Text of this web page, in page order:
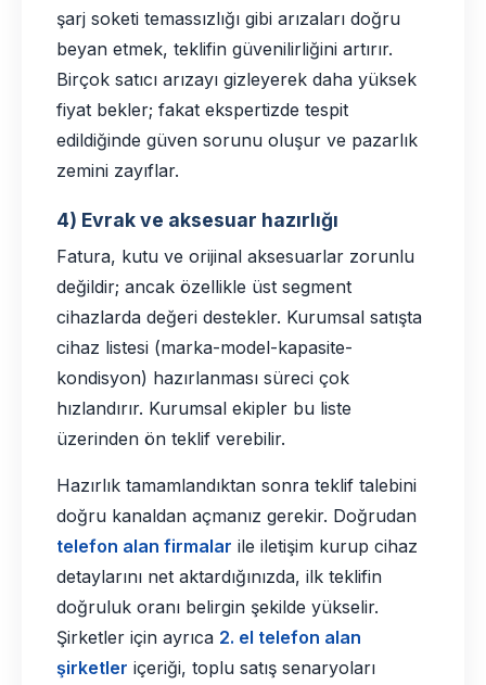
şarj soketi temassızlığı gibi arızaları doğru
beyan etmek, teklifin güvenilirliğini artırır.
Birçok satıcı arızayı gizleyerek daha yüksek
fiyat bekler; fakat ekspertizde tespit
edildiğinde güven sorunu oluşur ve pazarlık
zemini zayıflar.
4) Evrak ve aksesuar hazırlığı
Fatura, kutu ve orijinal aksesuarlar zorunlu
değildir; ancak özellikle üst segment
cihazlarda değeri destekler. Kurumsal satışta
cihaz listesi (marka-model-kapasite-
kondisyon) hazırlanması süreci çok
hızlandırır. Kurumsal ekipler bu liste
üzerinden ön teklif verebilir.
Hazırlık tamamlandıktan sonra teklif talebini
doğru kanaldan açmanız gerekir. Doğrudan
telefon alan firmalar ile iletişim kurup cihaz
detaylarını net aktardığınızda, ilk teklifin
doğruluk oranı belirgin şekilde yükselir.
Şirketler için ayrıca 2. el telefon alan
şirketler içeriği, toplu satış senaryoları